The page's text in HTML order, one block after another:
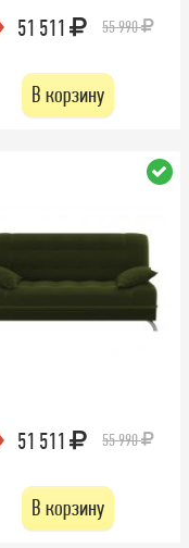
51 511 55 990
В корзину
51 511 55 990
В корзину